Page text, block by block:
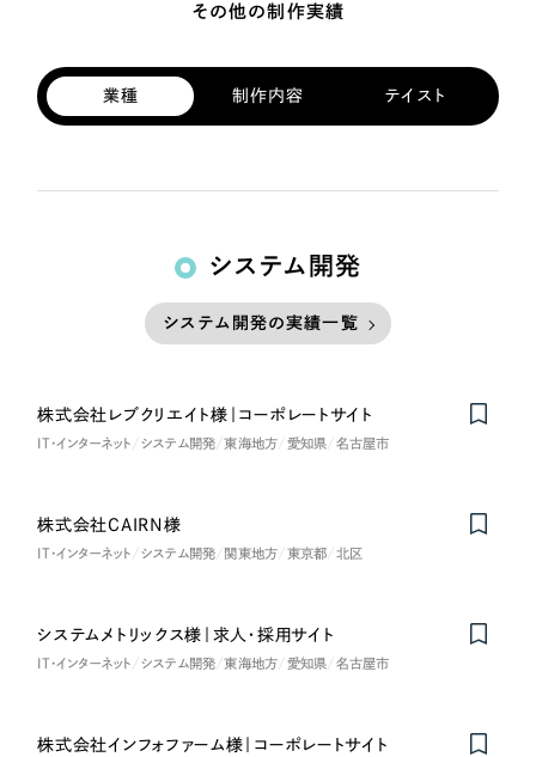
その他の制作実績
業種 制作内容 テイスト
システム開発
システム開発の実績一覧
株式会社レブクリエイト様｜コーポレートサイト
IT・インターネット システム開発 東海地方 愛知県 名古屋市
株式会社CAIRN様
IT・インターネット システム開発 関東地方 東京都 北区
システムメトリックス様｜求人・採用サイト
IT・インターネット システム開発 東海地方 愛知県 名古屋市
株式会社インフォファーム様｜コーポレートサイト